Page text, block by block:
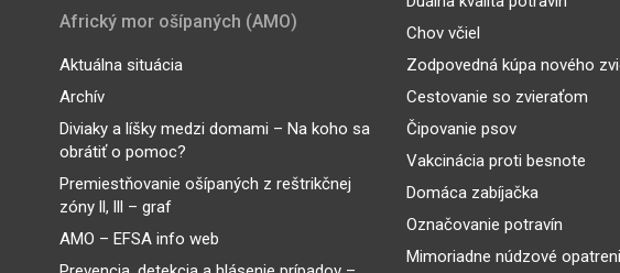
Africký mor ošípaných (AMO)
Aktuálna situácia
Archív
Diviaky a líšky medzi domami – Na koho sa
obrátiť o pomoc?
Premiestňovanie ošípaných z reštrikčnej
zóny ll, lll – graf
AMO – EFSA info web
Chov včiel
Zodpovedná kúpa nového
Cestovanie so zvieraťom
Čipovanie psov
Vakcinácia proti besnote
Domáca zabíjačka
Označovanie potravín
Mimoriadne núdzové